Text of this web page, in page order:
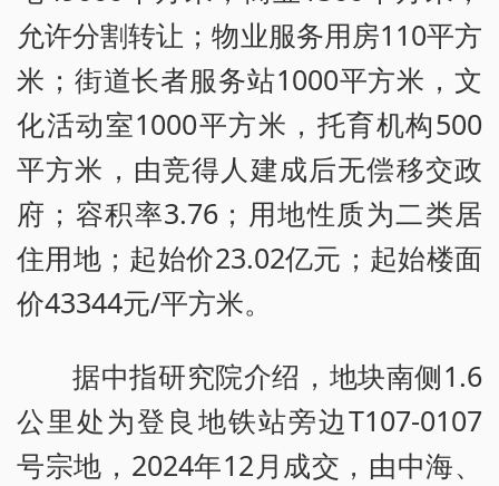
允许分割转让；物业服务用房110平方
米；街道长者服务站1000平方米，文
化活动室1000平方米，托育机构500
平方米，由竞得人建成后无偿移交政
府；容积率3.76；用地性质为二类居
住用地；起始价23.02亿元；起始楼面
价43344元/平方米。
据中指研究院介绍，地块南侧1.6
公里处为登良地铁站旁边T107-0107
号宗地，2024年12月成交，由中海、